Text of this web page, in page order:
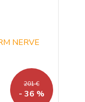
201 €
- 36 %